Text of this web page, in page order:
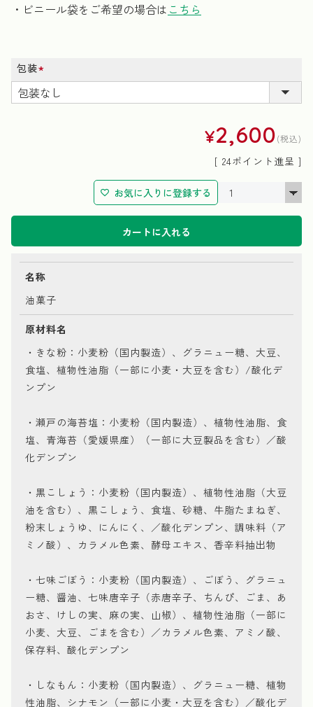
・ビニール袋をご希望の場合は こちら
包装
(必
須)
¥2,600 税込
[ 24ポイント進呈 ]
お気に入りに登録する
カートに入れる
名称
油菓子
原材料名
・きな粉：小麦粉（国内製造）、グラニュー糖、大豆、
食塩、植物性油脂（一部に小麦・大豆を含む）/酸化デ
ンプン
・瀬戸の海苔塩：小麦粉（国内製造）、植物性油脂、食
塩、青海苔（愛媛県産）（一部に大豆製品を含む）／酸
化デンプン
・黒こしょう：小麦粉（国内製造）、植物性油脂（大豆
油を含む）、黒こしょう、食塩、砂糖、牛脂たまねぎ、
粉末しょうゆ、にんにく、／酸化デンプン、調味料（ア
ミノ酸）、カラメル色素、酵母エキス、香辛料抽出物
・七味ごぼう：小麦粉（国内製造）、ごぼう、グラニュ
ー糖、醤油、七味唐辛子（赤唐辛子、ちんぴ、ごま、あ
おさ、けしの実、麻の実、山椒）、植物性油脂（一部に
小麦、大豆、ごまを含む）／カラメル色素、アミノ酸、
保存料、酸化デンプン
・しなもん：小麦粉（国内製造）、グラニュー糖、植物
性油脂、シナモン（一部に小麦・大豆を含む）／酸化デ